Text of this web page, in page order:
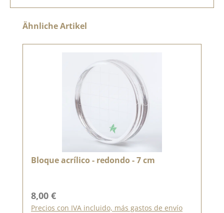
Omitir la galería de productos
Ähnliche Artikel
Bloque acrílico - redondo - 7 cm
Precio normal:
8,00 €
Precios con IVA incluido, más gastos de envío